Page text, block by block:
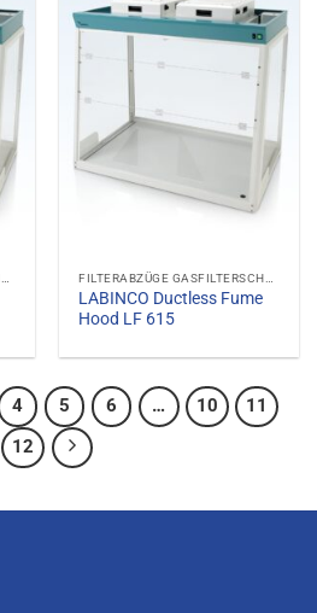
LABINCO Ductless Fume
Hood LF 615
4 5 6 … 10
11
12